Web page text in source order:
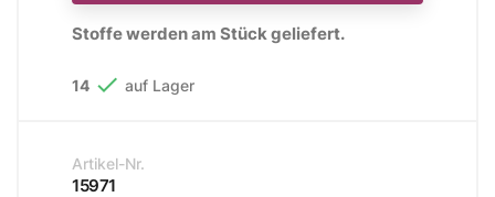
Stoffe werden am Stück geliefert.
14  auf Lager
Artikel-Nr.
15971